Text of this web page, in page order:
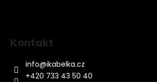
Kontakt
info@ikabelka.cz
+420 733 43 50 40